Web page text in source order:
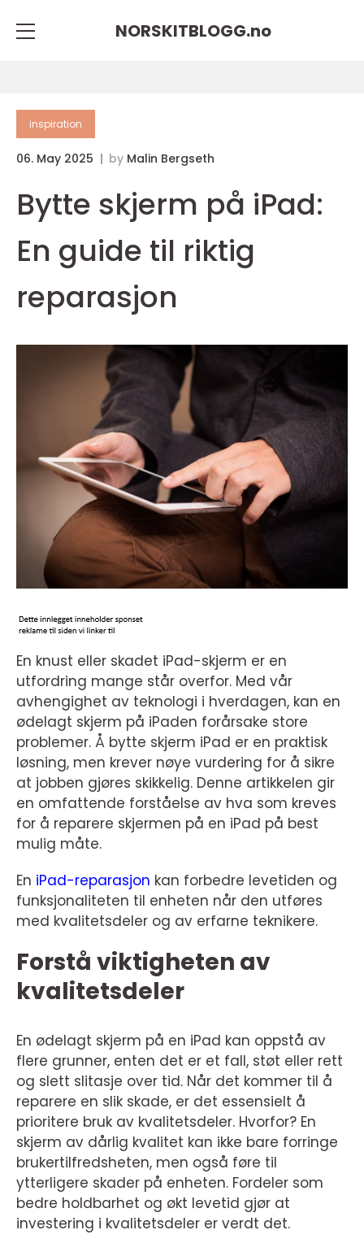
NORSKITBLOGG.no
inspiration
06. May 2025 by Malin Bergseth
Bytte skjerm på iPad:
En guide til riktig
reparasjon
En knust eller skadet iPad-skjerm er en
utfordring mange står overfor. Med vår
avhengighet av teknologi i hverdagen, kan en
ødelagt skjerm på iPaden forårsake store
problemer. Å bytte skjerm iPad er en praktisk
løsning, men krever nøye vurdering for å sikre
at jobben gjøres skikkelig. Denne artikkelen gir
en omfattende forståelse av hva som kreves
for å reparere skjermen på en iPad på best
mulig måte.
En iPad-reparasjon kan forbedre levetiden og
funksjonaliteten til enheten når den utføres
med kvalitetsdeler og av erfarne teknikere.
Forstå viktigheten av
kvalitetsdeler
En ødelagt skjerm på en iPad kan oppstå av
flere grunner, enten det er et fall, støt eller rett
og slett slitasje over tid. Når det kommer til å
reparere en slik skade, er det essensielt å
prioritere bruk av kvalitetsdeler. Hvorfor? En
skjerm av dårlig kvalitet kan ikke bare forringe
brukertilfredsheten, men også føre til
ytterligere skader på enheten. Fordeler som
bedre holdbarhet og økt levetid gjør at
investering i kvalitetsdeler er verdt det.